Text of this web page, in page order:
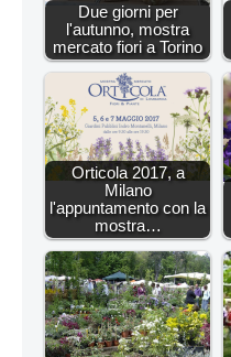
Due giorni per
l'autunno, mostra
mercato fiori a Torino
Orticola 2017, a
Milano
l'appuntamento con la
mostra…